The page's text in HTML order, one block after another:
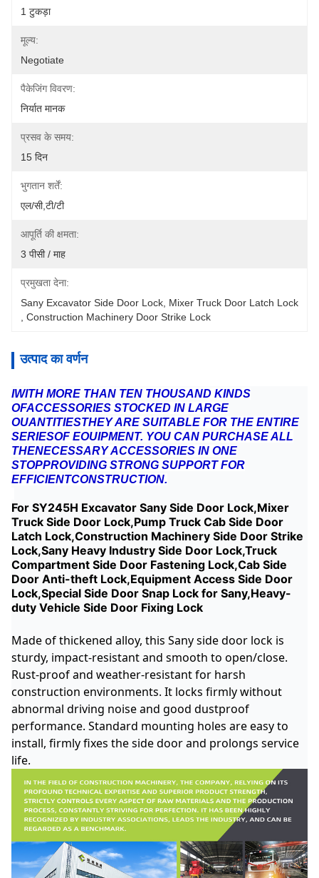
1 टुकड़ा
मूल्य:
Negotiate
पैकेजिंग विवरण:
निर्यात मानक
प्रसव के समय:
15 दिन
भुगतान शर्तें:
एल/सी,टी/टी
आपूर्ति की क्षमता:
3 पीसी / माह
प्रमुखता देना:
Sany Excavator Side Door Lock Mixer Truck Door Latch Lock
Construction Machinery Door Strike Lock
उत्पाद का वर्णन
IWITH MORE THAN TEN THOUSAND KINDS
OFACCESSORIES STOCKED IN LARGE
OUANTITIESTHEY ARE SUITABLE FOR THE ENTIRE
SERIESOF EOUIPMENT. YOU CAN PURCHASE ALL
THENECESSARY ACCESSORIES IN ONE
STOPPROVIDING STRONG SUPPORT FOR
EFFICIENTCONSTRUCTION.
For SY245H Excavator Sany Side Door Lock,Mixer
Truck Side Door Lock,Pump Truck Cab Side Door
Latch Lock,Construction Machinery Side Door Strike
Lock,Sany Heavy Industry Side Door Lock,Truck
Compartment Side Door Fastening Lock,Cab Side
Door Anti-theft Lock,Equipment Access Side Door
Lock,Special Side Door Snap Lock for Sany,Heavy-
duty Vehicle Side Door Fixing Lock
Made of thickened alloy, this Sany side door lock is
sturdy, impact-resistant and smooth to open/close.
Rust-proof and weather-resistant for harsh
construction environments. It locks firmly without
abnormal driving noise and good dustproof
performance. Standard mounting holes are easy to
install, firmly fixes the side door and prolongs service
life.